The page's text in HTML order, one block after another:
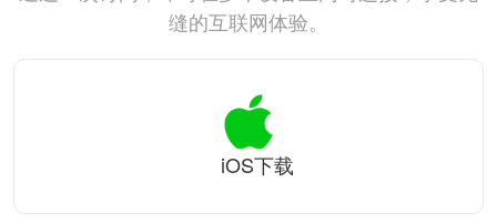
缝的互联网体验。
iOS下载